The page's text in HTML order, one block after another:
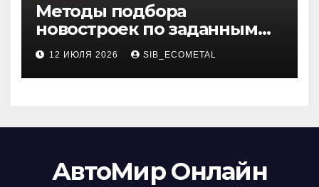
Методы подбора
новостроек по заданным
критериям
12 ИЮЛЯ 2026 SIB_ECOMETAL
АвтоМир Онлайн